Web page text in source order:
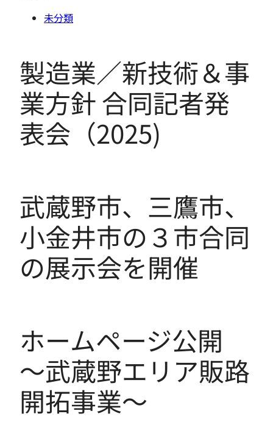
未分類
製造業／新技術＆事
業方針 合同記者発
表会（2025)
武蔵野市、三鷹市、
小金井市の３市合同
の展示会を開催
ホームページ公開
〜武蔵野エリア販路
開拓事業〜